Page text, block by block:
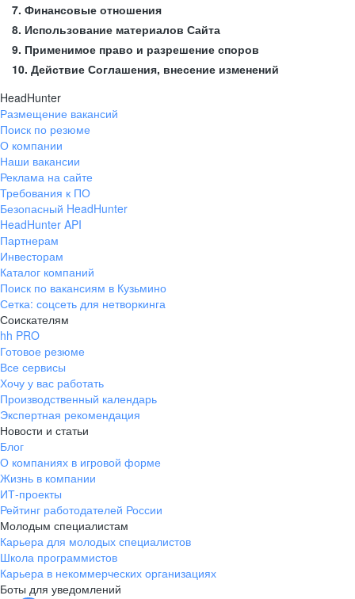
7. Финансовые отношения
8. Использование материалов Сайта
9. Применимое право и разрешение споров
10. Действие Соглашения, внесение изменений
HeadHunter
Размещение вакансий
Поиск по резюме
О компании
Наши вакансии
Реклама на сайте
Требования к ПО
Безопасный HeadHunter
HeadHunter API
Партнерам
Инвесторам
Каталог компаний
Поиск по вакансиям в Кузьмино
Сетка: соцсеть для нетворкинга
Соискателям
hh PRO
Готовое резюме
Все сервисы
Хочу у вас работать
Производственный календарь
Экспертная рекомендация
Новости и статьи
Блог
О компаниях в игровой форме
Жизнь в компании
ИТ-проекты
Рейтинг работодателей России
Молодым специалистам
Карьера для молодых специалистов
Школа программистов
Карьера в некоммерческих организациях
Боты для уведомлений